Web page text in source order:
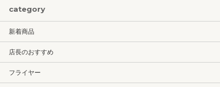
category
新着商品
店長のおすすめ
フライヤー